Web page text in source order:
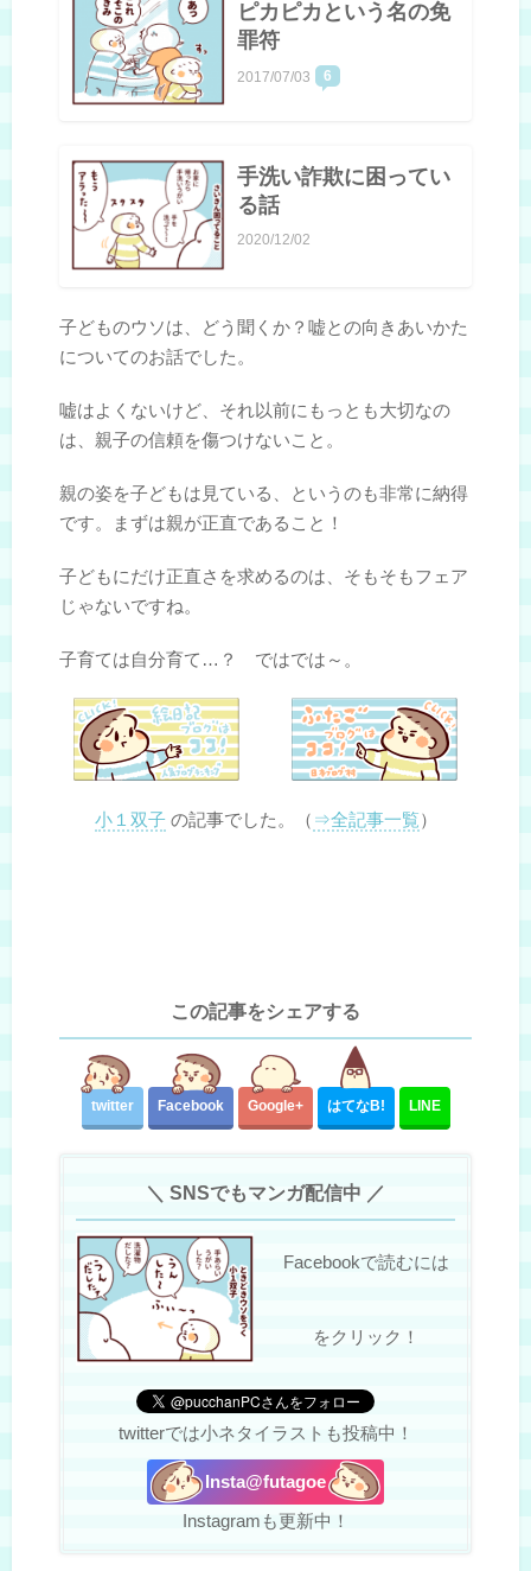
ピカピカという名の免
罪符
2017/07/03 6
手洗い詐欺に困ってい
る話
2020/12/02
子どものウソは、どう聞くか？嘘との向きあいかた
についてのお話でした。
嘘はよくないけど、それ以前にもっとも大切なの
は、親子の信頼を傷つけないこと。
親の姿を子どもは見ている、というのも非常に納得
です。まずは親が正直であること！
子どもにだけ正直さを求めるのは、そもそもフェア
じゃないですね。
子育ては自分育て…？ ではでは～。
小１双子の記事でした。（ ⇒全記事一覧）
この記事をシェアする
twitter Facebook Google+ はてなB! LINE
＼ SNSでもマンガ配信中 ／
Facebookで読むには
をクリック！
twitterでは小ネタイラストも投稿中！
Insta@futagoe
Instagramも更新中！